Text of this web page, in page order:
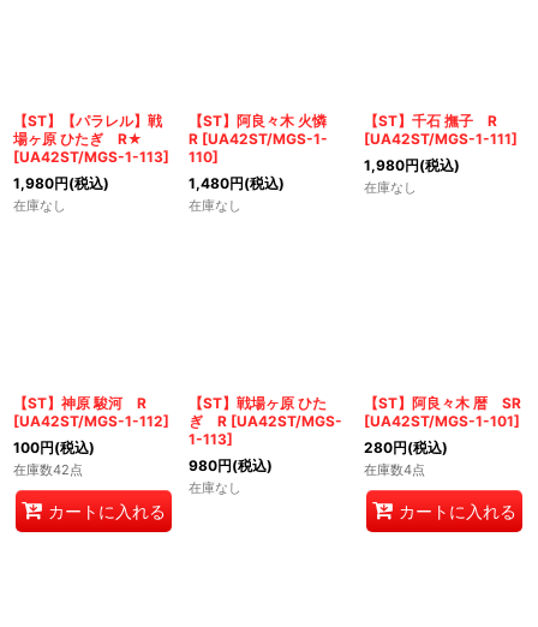
【ST】【パラレル】戦
場ヶ原 ひたぎ R★
[UA42ST/MGS-1-113]
1,980円(税込)
在庫なし
【ST】阿良々木 火憐
R [UA42ST/MGS-1-
110]
1,480円(税込)
在庫なし
【ST】千石 撫子 R
[UA42ST/MGS-1-111]
1,980円(税込)
在庫なし
【ST】神原 駿河 R
[UA42ST/MGS-1-112]
100円(税込)
在庫数42点
カートに入れる
【ST】戦場ヶ原 ひた
ぎ R [UA42ST/MGS-
1-113]
980円(税込)
在庫なし
【ST】阿良々木 暦 SR
[UA42ST/MGS-1-101]
280円(税込)
在庫数4点
カートに入れる